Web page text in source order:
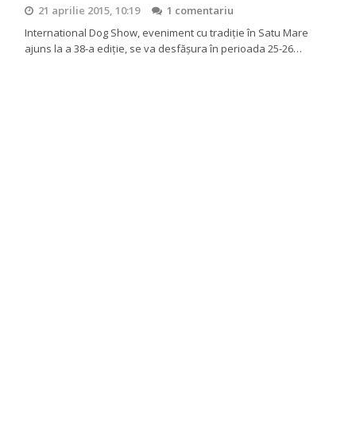
21 aprilie 2015, 10:19
1 comentariu
International Dog Show, eveniment cu tradiţie în Satu Mare
ajuns la a 38-a ediţie, se va desfăşura în perioada 25-26…